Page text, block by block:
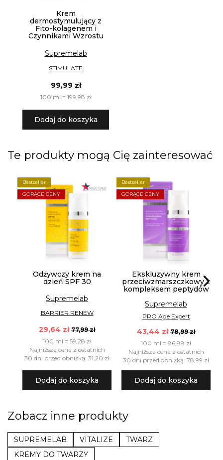
Krem
dermostymulujący z
Fito-kolagenem i
Czynnikami Wzrostu
Supremelab
STIMULATE
99,99 zł
100 ml = 199,98 zł
Dodaj do koszyka
Te produkty mogą Cię zainteresować
Bestseller
GORĄCE CENY
Odżywczy krem na
dzień SPF 30
Supremelab
BARRIER RENEW
29,64 zł 77,99 zł
100 ml = 59,28 zł
Najniższa cena z ostatnich
30 dni przed obniżką: 31,20 zł
Dodaj do koszyka
Bestseller
GORĄCE CENY
Ekskluzywny krem
przeciwzmarszczkowy z
kompleksem peptydów
Supremelab
PRO Age Expert
43,44 zł 78,99 zł
100 ml = 86,88 zł
Najniższa cena z ostatnich
30 dni przed obniżką: 78,99 zł
Dodaj do koszyka
Zobacz inne produkty
SUPREMELAB VITALIZE
TWARZ
KREMY DO TWARZY